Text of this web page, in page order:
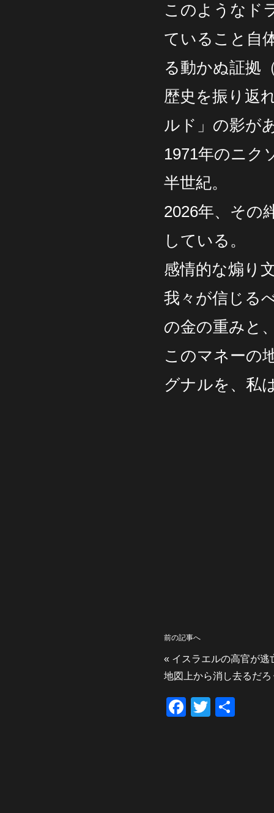
このようなド
ていること自
る動かぬ証拠
歴史を振り返
ルド」の影が
1971年のニク
半世紀。
2026年、その
している。
感情的な煽り
我々が信じる
の金の重みと
このマネーの
グナルを、私
前の記事へ
« イスラエルの高官が逃
地図上から消し去るだろ
F
T